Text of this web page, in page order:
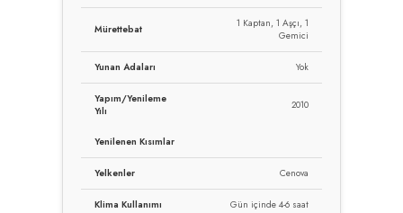
Mürettebat
1 Kaptan, 1 Aşçı, 1
Gemici
Yunan Adaları Yok
Yapım/Yenileme
Yılı
2010
Yenilenen Kısımlar
Yelkenler Cenova
Klima Kullanımı Gün içinde 4-6 saat